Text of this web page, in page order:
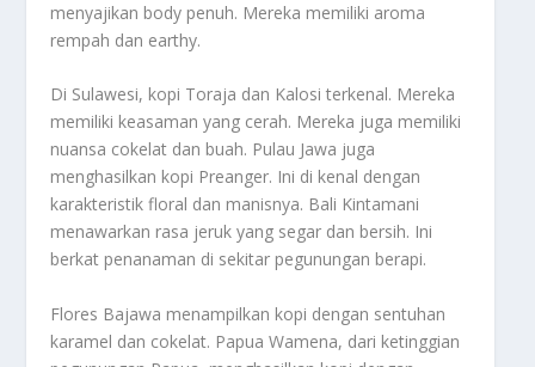
menyajikan body penuh. Mereka memiliki aroma
rempah dan earthy.
Di Sulawesi, kopi Toraja dan Kalosi terkenal. Mereka
memiliki keasaman yang cerah. Mereka juga memiliki
nuansa cokelat dan buah. Pulau Jawa juga
menghasilkan kopi Preanger. Ini di kenal dengan
karakteristikfloral dan manisnya. Bali Kintamani
menawarkan rasa jeruk yang segar dan bersih. Ini
berkat penanaman di sekitar pegunungan berapi.
Flores Bajawa menampilkan kopi dengan sentuhan
karamel dan cokelat. Papua Wamena, dari ketinggian